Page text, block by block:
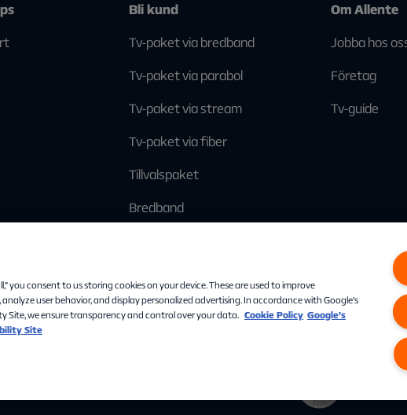
Bli kund
Tv-paket via bredband
Tv-paket via parabol
Tv-paket via stream
Tv-paket via fiber
Tillvalspaket
Bredband
Om Allente
Jobba hos
Företag
Tv-guide
Facebook Instagram
Cookies
you consent to us storing cookies on your device. These are used to improve
user behavior, and display personalized advertising. In accordance with Google's
Site, we ensure transparency and control over your data. Cookie Policy Google’s
Site